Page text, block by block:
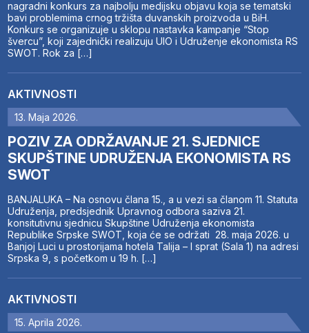
nagradni konkurs za najbolju medijsku objavu koja se tematski
bavi problemima crnog tržišta duvanskih proizvoda u BiH.
Konkurs se organizuje u sklopu nastavka kampanje “Stop
švercu”, koji zajednički realizuju UIO i Udruženje ekonomista RS
SWOT. Rok za […]
AKTIVNOSTI
13. Maja 2026.
POZIV ZA ODRŽAVANJE 21. SJEDNICE
SKUPŠTINE UDRUŽENJA EKONOMISTA RS
SWOT
BANJALUKA – Na osnovu člana 15., a u vezi sa članom 11. Statuta
Udruženja, predsjednik Upravnog odbora saziva 21.
konsitutivnu sjednicu Skupštine Udruženja ekonomista
Republike Srpske SWOT, koja će se održati 28. maja 2026. u
Banjoj Luci u prostorijama hotela Talija – I sprat (Sala 1) na adresi
Srpska 9, s početkom u 19 h. […]
AKTIVNOSTI
15. Aprila 2026.